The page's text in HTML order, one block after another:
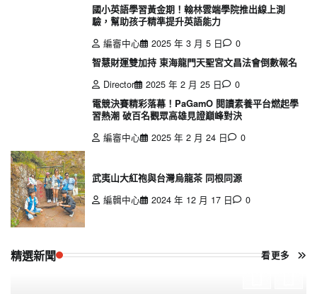
國小英語學習黃金期！翰林雲端學院推出線上測
驗，幫助孩子精準提升英語能力
編審中心
2025 年 3 月 5 日
0
智慧財運雙加持 東海龍門天聖宮文昌法會倒數報名
Director
2025 年 2 月 25 日
0
電競決賽精彩落幕！PaGamO 閱讀素養平台燃起學
習熱潮 破百名觀眾高雄見證巔峰對決
編審中心
2025 年 2 月 24 日 0
武夷山大紅袍與台灣烏龍茶 同根同源
編輯中心
2024 年 12 月 17 日 0
精選新聞 看更多